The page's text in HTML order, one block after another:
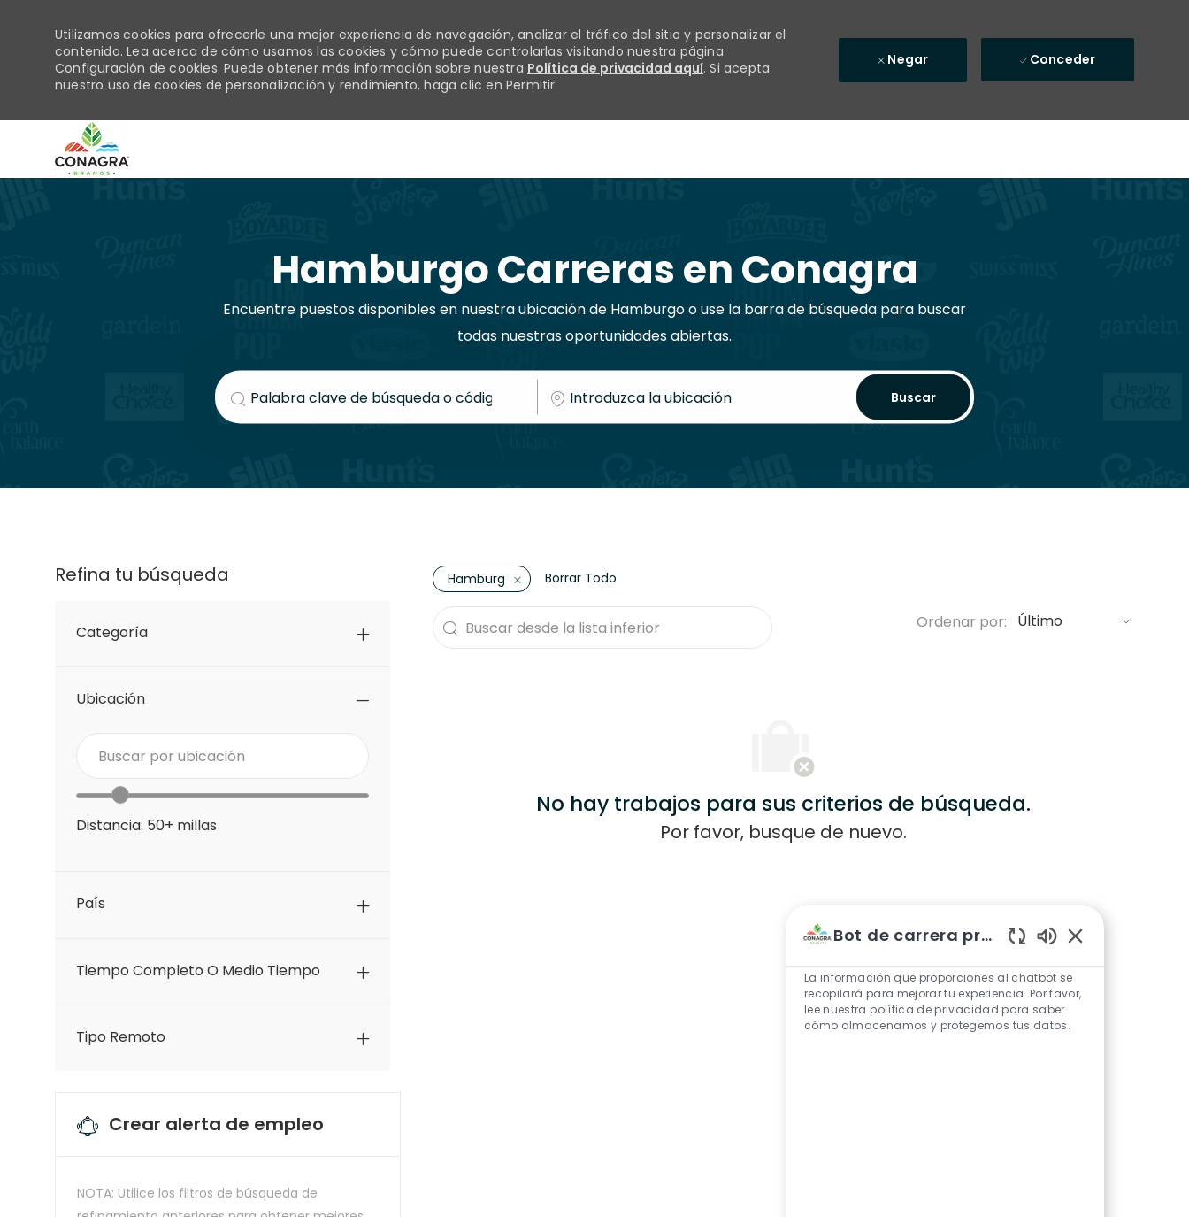
Utilizamos cookies para ofrecerle una mejor experiencia de navegación, analizar el tráfico del sitio y personalizar el
contenido. Lea acerca de cómo usamos las cookies y cómo puede controlarlas visitando nuestra página
Configuración de cookies. Puede obtener más información sobre nuestra Política de privacidad aquí. Si acepta
nuestro uso de cookies de personalización y rendimiento, haga clic en Permitir
Negar Conceder
Hamburgo Carreras en Conagra
Encuentre puestos disponibles en nuestra ubicación de Hamburgo o use la barra de búsqueda para buscar
todas nuestras oportunidades abiertas.
Buscar título de trabajo Introduzca la ubicación
Buscar
Refina tu búsqueda
Categoría
Ubicación
Buscar desde la lista inferior
Buscar por ubicación
Control deslizante de rango de ubicación
Distancia: 50+ millas
País
Tiempo Completo O Medio Tiempo
Tipo Remoto
Crear alerta de empleo
NOTA: Utilice los filtros de búsqueda de
Hamburg Borrar Todo
the results are updated
Buscar desde la lista inferior Ordenar por:
No hay trabajos para sus criterios de búsqueda.
Por favor, busque de nuevo.
Bot de carrera profesional
La información que proporciones al chatbot se
recopilará para mejorar tu experiencia. Por favor,
lee nuestra política de privacidad para saber
cómo almacenamos y protegemos tus datos.